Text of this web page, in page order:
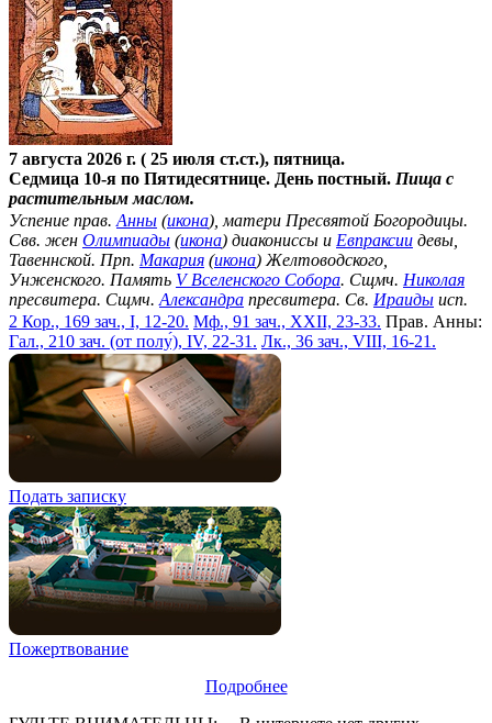
7 августа 2026 г. ( 25 июля ст.ст.), пятница.
Седмица 10-я по Пятидесятнице. День постный. Пища с
растительным маслом.
Успение прав. Анны (икона), матери Пресвятой Богородицы.
Свв. жен Олимпиады (икона) диакониссы и Евпраксии девы,
Тавеннской. Прп. Макария (икона) Желтоводского,
Унженского. Память V Вселенского Собора. Сщмч. Николая
пресвитера. Сщмч. Александра пресвитера. Св. Ираиды исп.
2 Кор., 169 зач., I, 12-20. Мф., 91 зач., XXII, 23-33. Прав. Анны:
Гал., 210 зач. (от полу́), IV, 22-31. Лк., 36 зач., VIII, 16-21.
Подать записку
Пожертвование
Подробнее